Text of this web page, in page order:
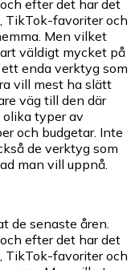
efter det har det
TikTok-favoriter och
Men vilket
väldigt mycket på
enda verktyg som
vill mest ha slätt
väg till den där
olika typer av
och budgetar. Inte
de verktyg som
man vill uppnå.
de senaste åren.
efter det har det
TikTok-favoriter och